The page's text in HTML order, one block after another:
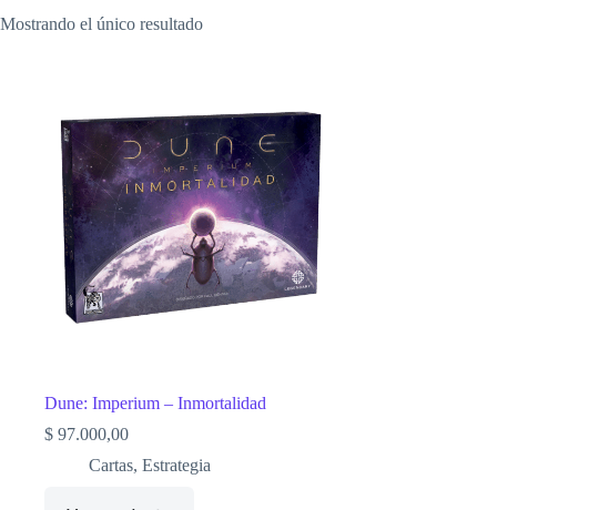
Mostrando el único resultado
Dune: Imperium – Inmortalidad
$ 97.000,00
Cartas, Estrategia